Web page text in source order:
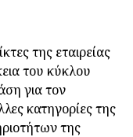
της εταιρείας
του κύκλου
για τον
κατηγορίες της
της